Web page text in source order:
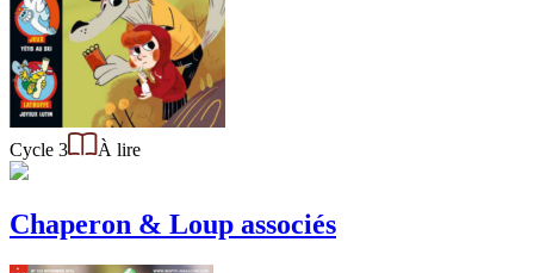
Cycle 3 À lire
Chaperon & Loup associés